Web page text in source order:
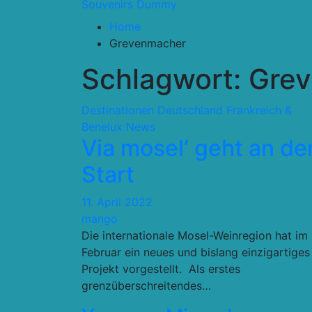
Souvenirs Dummy
Home
Grevenmacher
Schlagwort:
Destinationen Deutschland Frankreich &
Benelux News
Via mosel‘ geht an
Start
11. April 2022
mango
Die internationale Mosel-Weinregion hat im
Februar ein neues und bislang einzigartiges
Projekt vorgestellt. Als erstes
grenzüberschreitendes…